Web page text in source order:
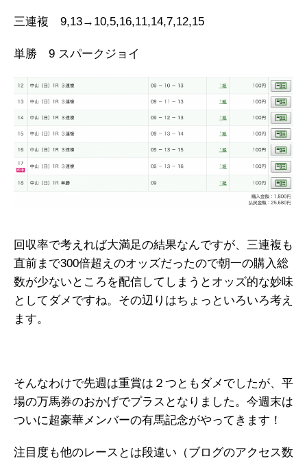
三連複 9,13→10,5,16,11,14,7,12,15
単勝 9 スパークジョイ
回収率で考えれば大満足の結果なんですが、三連複も
直前まで300倍超えのオッズだったので朝一の購入総
数が少ないところを配信してしまうとオッズ的な妙味
としてダメですね。その辺りはちょっといろいろ考え
ます。
そんなわけで先週は重賞は２つともダメでしたが、平
場の万馬券のおかげでプラスとなりました。今週末は
ついに超豪華メンバーの有馬記念がやってきます！
注目度も他のレースとは段違い（ブログのアクセス数